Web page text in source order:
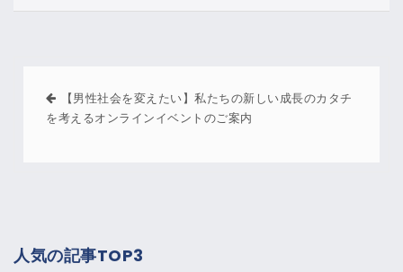
【男性社会を変えたい】私たちの新しい成長のカタチ
を考えるオンラインイベントのご案内
人気の記事TOP3